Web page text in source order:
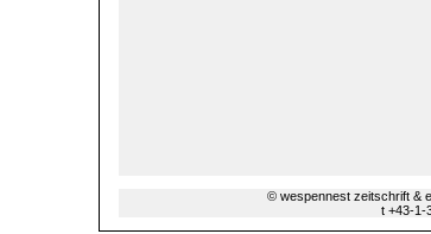
© wespennest zeitschrift &
t +43-1-